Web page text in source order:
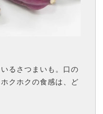
るさつまいも。口の
クホクの食感は、ど